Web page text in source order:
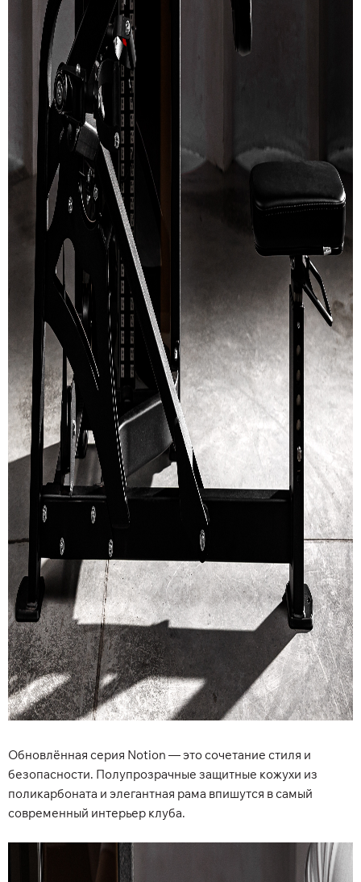
Обновлённая серия Notion — это сочетание стиля и
безопасности. Полупрозрачные защитные кожухи из
поликарбоната и элегантная рама впишутся в самый
современный интерьер клуба.